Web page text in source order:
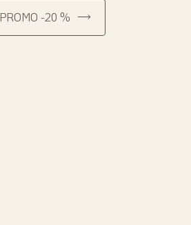
PROMO -20 %